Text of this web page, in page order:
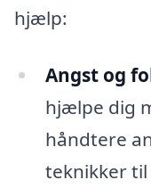
hjælp:
Angst og
hjælpe dig
håndtere
teknikker